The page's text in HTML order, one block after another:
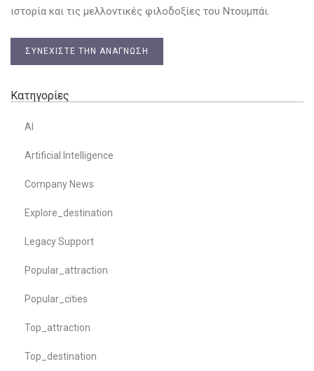
ιστορία και τις μελλοντικές φιλοδοξίες του Ντουμπάι.
ΣΥΝΕΧΊΣΤΕ ΤΗΝ ΑΝΆΓΝΩΣΗ
Κατηγορίες
AI
Artificial Intelligence
Company News
Explore_destination
Legacy Support
Popular_attraction
Popular_cities
Top_attraction
Top_destination